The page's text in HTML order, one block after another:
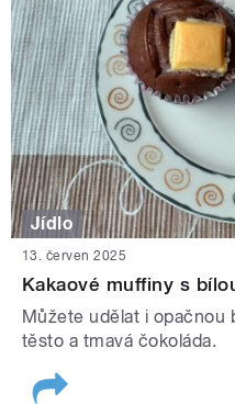
Jídlo
13. červen 2025
Kakaové muffiny s
Můžete udělat i opačnou
těsto a tmavá